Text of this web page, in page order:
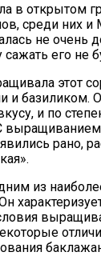
в открытом
среди них и
не очень
его не
этот
и базиликом.
и по
рано,
из